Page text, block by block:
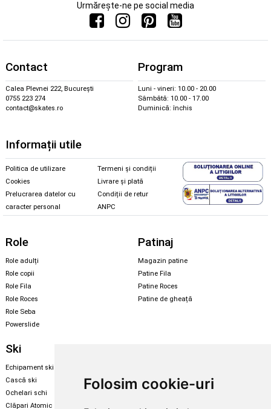
Folosim cookie-uri
Urmărește-ne pe social media
Contact
Calea Plevnei 222, București
0755 223 274
contact@skates.ro
Program
Luni - vineri: 10.00 - 20.00
Sâmbătă: 10.00 - 17.00
Duminică: închis
Informații utile
Politica de utilizare
Cookies
Prelucrarea datelor cu
caracter personal
Termeni și condiții
Livrare și plată
Condiții de retur
ANPC
Role
Role adulți
Role copii
Role Fila
Role Roces
Role Seba
Powerslide
Patinaj
Magazin patine
Patine Fila
Patine Roces
Patine de gheață
Ski
Echipament ski
Cască ski
Ochelari schi
Clăpari Atomic
Echipament snowboard